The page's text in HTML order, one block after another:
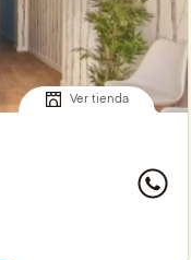
Ver tienda